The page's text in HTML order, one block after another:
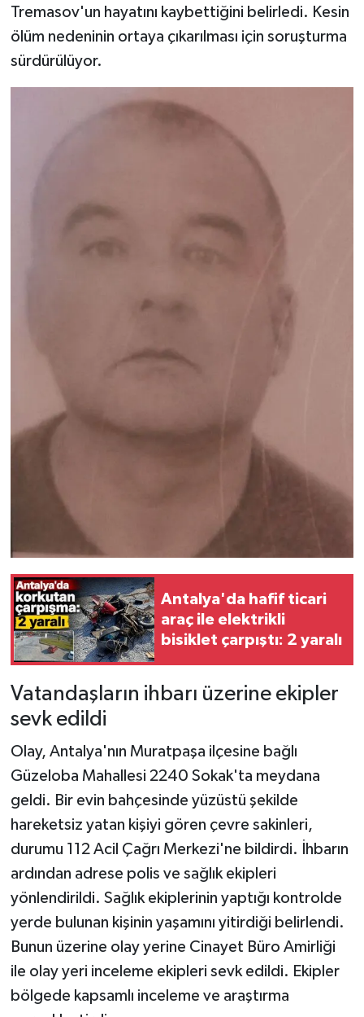
Tremasov'un hayatını kaybettiğini belirledi. Kesin
ölüm nedeninin ortaya çıkarılması için soruşturma
sürdürülüyor.
Antalya'da hafif ticari
araç ile elektrikli
bisiklet çarpıştı: 2 yaralı
Vatandaşların ihbarı üzerine ekipler
sevk edildi
Olay, Antalya'nın Muratpaşa ilçesine bağlı
Güzeloba Mahallesi 2240 Sokak'ta meydana
geldi. Bir evin bahçesinde yüzüstü şekilde
hareketsiz yatan kişiyi gören çevre sakinleri,
durumu 112 Acil Çağrı Merkezi'ne bildirdi. İhbarın
ardından adrese polis ve sağlık ekipleri
yönlendirildi. Sağlık ekiplerinin yaptığı kontrolde
yerde bulunan kişinin yaşamını yitirdiği belirlendi.
Bunun üzerine olay yerine Cinayet Büro Amirliği
ile olay yeri inceleme ekipleri sevk edildi. Ekipler
bölgede kapsamlı inceleme ve araştırma